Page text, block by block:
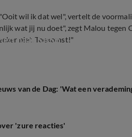
wil ik dat wel", vertelt de
wat jij nu doet", zegt Malou
niet. Toekomst!"
naar SBS6
van de Dag: 'Wat een
'zure reacties'